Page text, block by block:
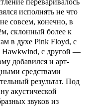
переваривалось
исполнять не что
совсем, конечно, в
склонный более к
в духе Pink Floyd, с
Hawkwind, с другой —
добавился и арт-
средствами
результат. Под
акустической
звуков из